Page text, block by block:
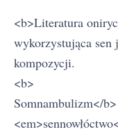
<b>Literatura
wykorzystująca sen
kompozycji.
<b>
Somnambulizm</